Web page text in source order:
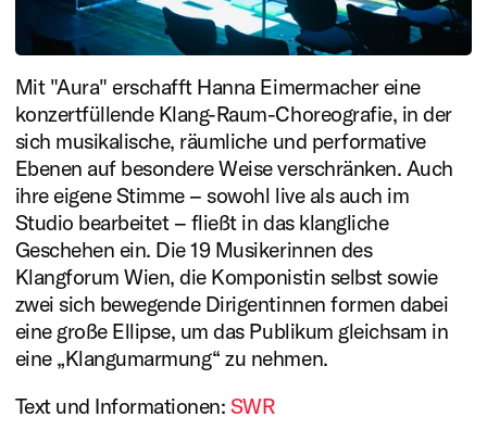
Mit "Aura" erschafft Hanna Eimermacher eine
konzertfüllende Klang-Raum-Choreografie, in der
sich musikalische, räumliche und performative
Ebenen auf besondere Weise verschränken. Auch
ihre eigene Stimme – sowohl live als auch im
Studio bearbeitet – fließt in das klangliche
Geschehen ein. Die 19 Musikerinnen des
Klangforum Wien, die Komponistin selbst sowie
zwei sich bewegende Dirigentinnen formen dabei
eine große Ellipse, um das Publikum gleichsam in
eine „Klangumarmung“ zu nehmen.
Text und Informationen: SWR
zukunftsweisende Projekte
von hoher Qualität, vor allem
zur Pflege des reichhaltigen
musikalischen Erbes der
Musik vom Barock bis zur
Gegenwart.
Mehr lesen
Förderung
Allgemeine Vorhaben
Stipendien